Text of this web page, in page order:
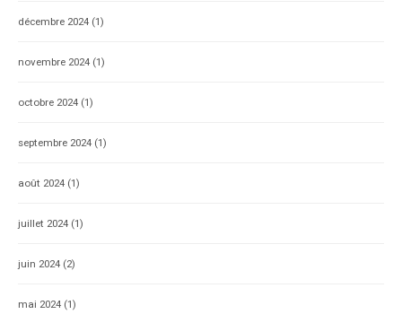
décembre 2024 (1)
novembre 2024 (1)
octobre 2024 (1)
septembre 2024 (1)
août 2024 (1)
juillet 2024 (1)
juin 2024 (2)
mai 2024 (1)